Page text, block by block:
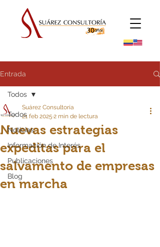
Entrada
Todos
Noticias
Información de Interés
Publicaciones
Blog
Todos
Nuevas estrategias
expeditas para el
salvamento de empresas
en marcha
Suárez Consultoría
21 feb 2025 2 min de lectura